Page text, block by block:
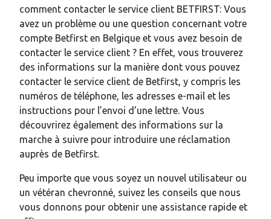
comment contacter le service client BETFIRST: Vous
avez un problème ou une question concernant votre
compte Betfirst en Belgique et vous avez besoin de
contacter le service client ? En effet, vous trouverez
des informations sur la manière dont vous pouvez
contacter le service client de Betfirst, y compris les
numéros de téléphone, les adresses e-mail et les
instructions pour l’envoi d’une lettre. Vous
découvrirez également des informations sur la
marche à suivre pour introduire une réclamation
auprès de Betfirst.
Peu importe que vous soyez un nouvel utilisateur ou
un vétéran chevronné, suivez les conseils que nous
vous donnons pour obtenir une assistance rapide et